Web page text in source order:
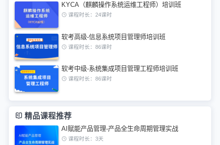
KYCA（麒麟操作系统运维工程师）培训班
课程时长：24课时
软考高级-信息系统项目管理师培训班
课程时长：86课时
软考中级-系统集成项目管理工程师培训班
课程时长：86课时
精品课程推荐
AI赋能产品管理-产品全生命周期管理实战
课程时长：3天